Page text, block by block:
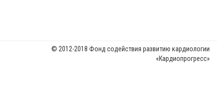
© 2012-2018 Фонд содействия развитию кардиологии
«Кардиопрогресс»